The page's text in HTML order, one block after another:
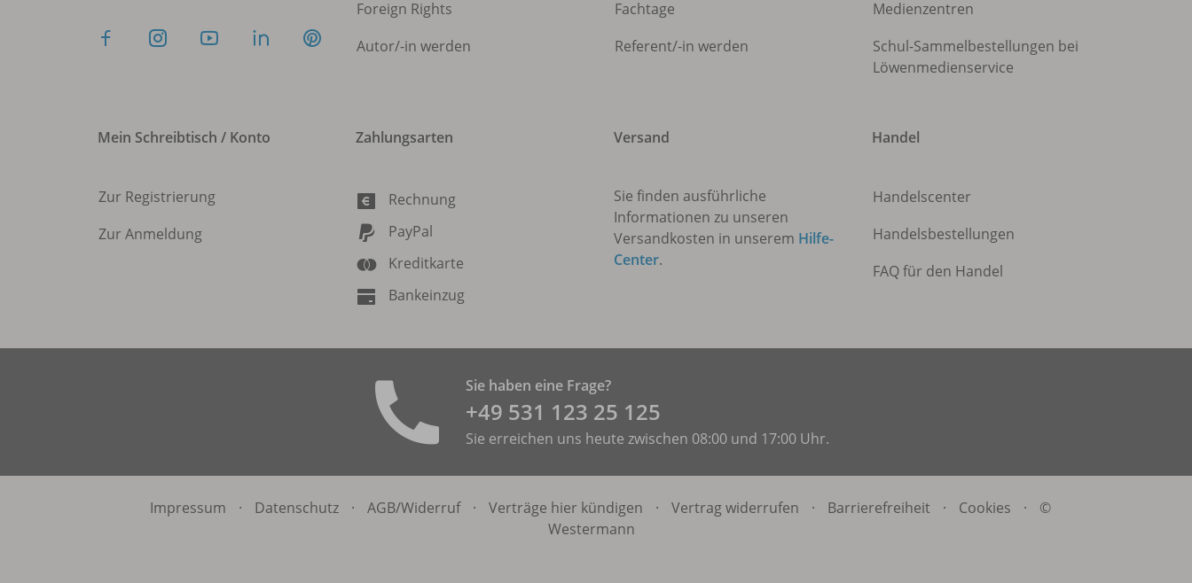
Foreign Rights
Autor/-in werden
Fachtage
Referent/-in werden
Medienzentren
Schul-Sammelbestellungen bei
Löwenmedienservice
Mein Schreibtisch / Konto
Zur Registrierung
Zur Anmeldung
Zahlungsarten
Rechnung
PayPal
Kreditkarte
Bankeinzug
Versand
Sie finden ausführliche
Informationen zu unseren
Versandkosten in unserem Hilfe-
Center.
Handel
Handelscenter
Handelsbestellungen
FAQ für den Handel
Sie haben eine Frage?
+49 531 ­123 25 125
Sie erreichen uns heute zwischen 08:00 und 17:00 Uhr.
Impressum · Datenschutz · AGB/Widerruf · Verträge hier kündigen · Vertrag widerrufen · Barrierefreiheit · Cookies ·
©
Westermann